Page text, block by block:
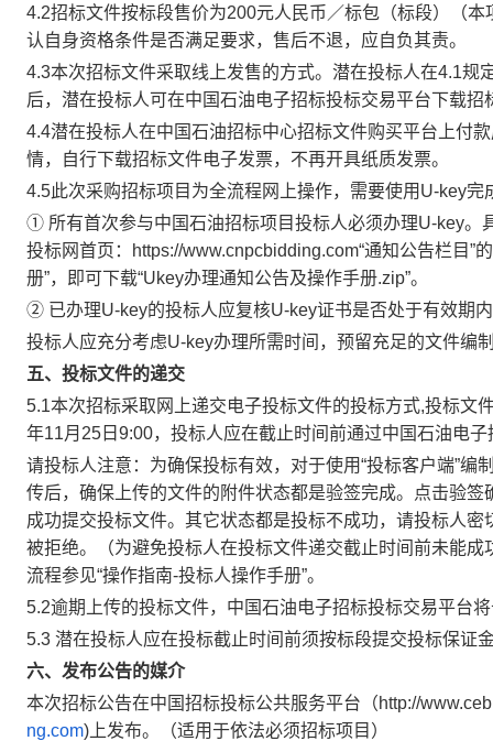
4.2招标文件按标段售价为200元人民币／标包（标段）（
认自身资格条件是否满足要求，售后不退，应自负其责。
4.3本次招标文件采取线上发售的方式。潜在投标人在4.1
后，潜在投标人可在中国石油电子招标投标交易平台下载招
4.4潜在投标人在中国石油招标中心招标文件购买平台上付
情，自行下载招标文件电子发票，不再开具纸质发票。
4.5此次采购招标项目为全流程网上操作，需要使用U-key完
① 所有首次参与中国石油招标项目投标人必须办理U-key。
投标网首页：https://www.cnpcbidding.com“通知公告栏目”
册”，即可下载“Ukey办理通知公告及操作手册.zip”。
② 已办理U-key的投标人应复核U-key证书是否处于有效期
投标人应充分考虑U-key办理所需时间，预留充足的文件编
五、 投标文件的递交
5.1本次招标采取网上递交电子投标文件的投标方式,投标文
年11月25日9:00，投标人应在截止时间前通过中国石油电
请投标人注意：为确保投标有效，对于使用“投标客户端”
传后，确保上传的文件的附件状态都是验签完成。点击验签
成功提交投标文件。其它状态都是投标不成功，请投标人
被拒绝。（为避免投标人在投标文件递交截止时间前未能
流程参见“操作指南-投标人操作手册”。
5.2逾期上传的投标文件，中国石油电子招标投标交易平台
5.3 潜在投标人应在投标截止时间前须按标段提交投标保证
六、发布公告的媒介
本次招标公告在中国招标投标公共服务平台（http://
ng.com)上发布。（适用于依法必须招标项目）